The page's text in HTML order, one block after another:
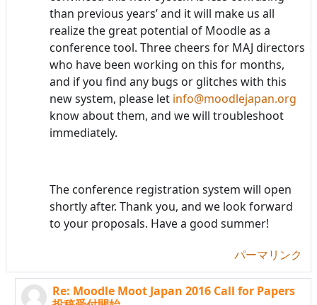
than previous years’ and it will make us all
realize the great potential of Moodle as a
conference tool. Three cheers for MAJ directors
who have been working on this for months,
and if you find any bugs or glitches with this
new system, please let info@moodlejapan.org
know about them, and we will troubleshoot
immediately.
The conference registration system will open
shortly after. Thank you, and we look forward
to your proposals. Have a good summer!
パーマリンク
HARASHIMA Hideto への返信
Re: Moodle Moot Japan 2016 Call for Papers